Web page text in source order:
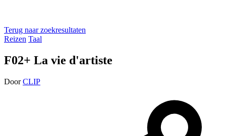
Terug naar zoekresultaten
Reizen Taal
F02+ La vie d'artiste
Door CLIP